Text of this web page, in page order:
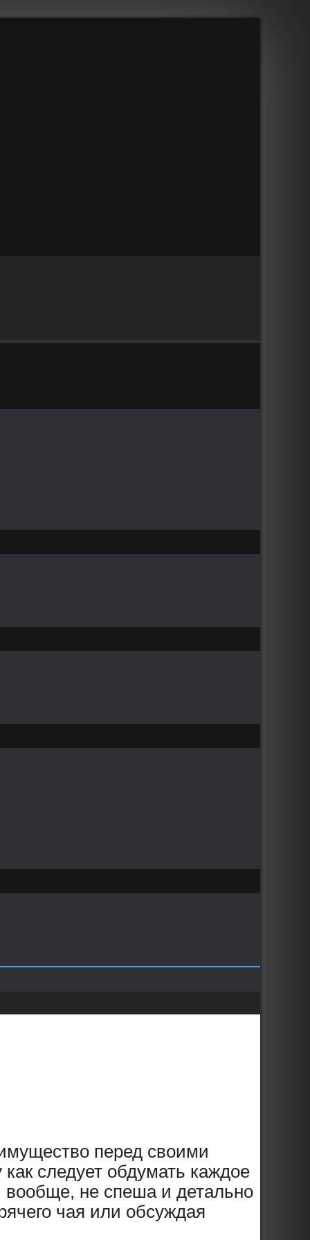
перед своими
следует обдумать каждое
вообще, не спеша и детально
чая или обсуждая